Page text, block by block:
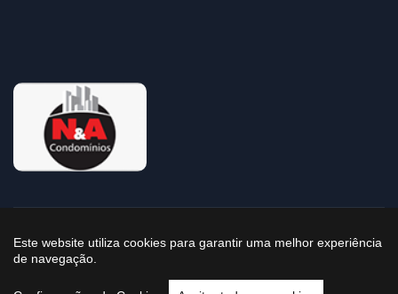
©2025 Todos os Direitos Reservados à Imobiliária Gilar
Este website utiliza cookies para garantir uma melhor experiência
de navegação.